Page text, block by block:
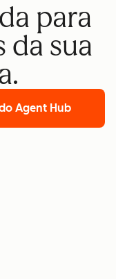
para
da sua
Agent Hub